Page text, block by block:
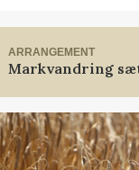
ARRANGEMENT
Markvandring